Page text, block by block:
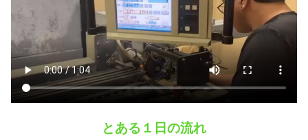
とある１日の流れ